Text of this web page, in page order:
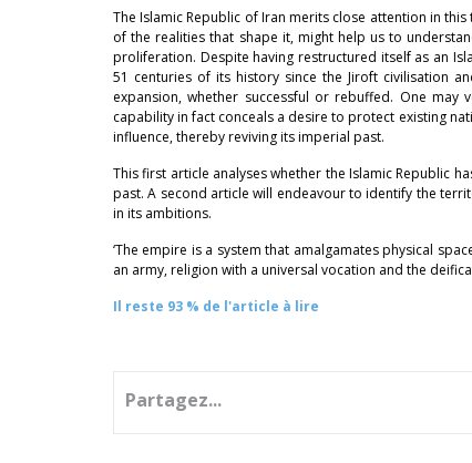
The Islamic Republic of Iran merits close attention in
of the realities that shape it, might help us to
proliferation. Despite having restructured itself as an
51 centuries of its history since the Jiroft civilisation
expansion, whether successful or rebuffed. One
capability in fact conceals a desire to protect existing
influence, thereby reviving its imperial past.
This first article analyses whether the Islamic Republic
past. A second article will endeavour to identify the
in its ambitions.
‘The empire is a system that amalgamates physical
an army, religion with a universal vocation and the
Il reste 93 % de l'article à lire
Partagez...